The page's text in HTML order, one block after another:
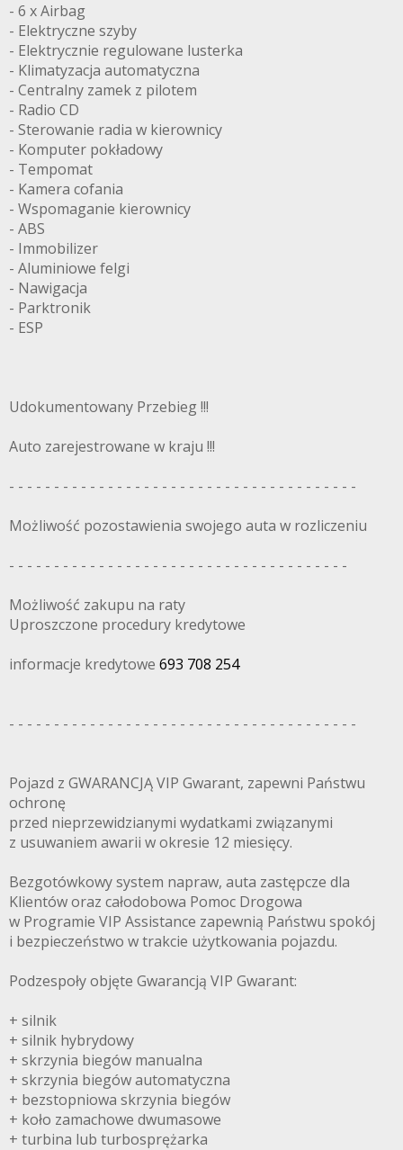
- 6 x Airbag
- Elektryczne szyby
- Elektrycznie regulowane lusterka
- Klimatyzacja automatyczna
- Centralny zamek z pilotem
- Radio CD
- Sterowanie radia w kierownicy
- Komputer pokładowy
- Tempomat
- Kamera cofania
- Wspomaganie kierownicy
- ABS
- Immobilizer
- Aluminiowe felgi
- Nawigacja
- Parktronik
- ESP
Udokumentowany Przebieg !!!
Auto zarejestrowane w kraju !!!
- - - - - - - - - - - - - - - - - - - - - - - - - - - - - - - - - - - - - - -
Możliwość pozostawienia swojego auta w rozliczeniu
- - - - - - - - - - - - - - - - - - - - - - - - - - - - - - - - - - - - - -
Możliwość zakupu na raty
Uproszczone procedury kredytowe
informacje kredytowe 693 708 254
- - - - - - - - - - - - - - - - - - - - - - - - - - - - - - - - - - - - - - -
Pojazd z GWARANCJĄ VIP Gwarant, zapewni Państwu
ochronę
przed nieprzewidzianymi wydatkami związanymi
z usuwaniem awarii w okresie 12 miesięcy.
Bezgotówkowy system napraw, auta zastępcze dla
Klientów oraz całodobowa Pomoc Drogowa
w Programie VIP Assistance zapewnią Państwu spokój
i bezpieczeństwo w trakcie użytkowania pojazdu.
Podzespoły objęte Gwarancją VIP Gwarant:
+ silnik
+ silnik hybrydowy
+ skrzynia biegów manualna
+ skrzynia biegów automatyczna
+ bezstopniowa skrzynia biegów
+ koło zamachowe dwumasowe
+ turbina lub turbosprężarka